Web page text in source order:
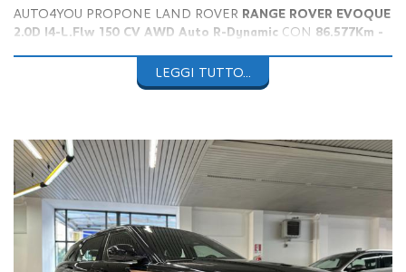
AUTO4YOU PROPONE LAND ROVER RANGE ROVER EVOQUE
2.0D I4-L.Flw 150 CV AWD Auto R-Dynamic CON 86.577Km -
unico proprietarioin buone condizioni completa di
effettuato in data 16/01/2025 a 79.328Kme revisione
ministeriale da svolgere prima della consegna a carico del
cliente.
ColoreNarvik Black metallizzato concerchi in lega da 18"
sedili in tessuto neri.
Auto completa di:
LEGGI TUTTO...